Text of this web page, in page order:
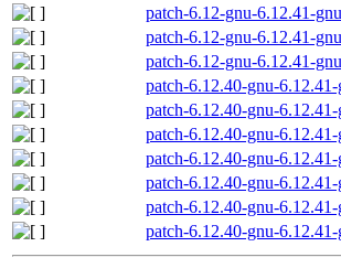
patch-6.12-gnu-6.12.41-
patch-6.12-gnu-6.12.41-
patch-6.12-gnu-6.12.41-
patch-6.12.40-gnu-
patch-6.12.40-gnu-
patch-6.12.40-gnu-
patch-6.12.40-gnu-
patch-6.12.40-gnu-
patch-6.12.40-gnu-
patch-6.12.40-gnu-